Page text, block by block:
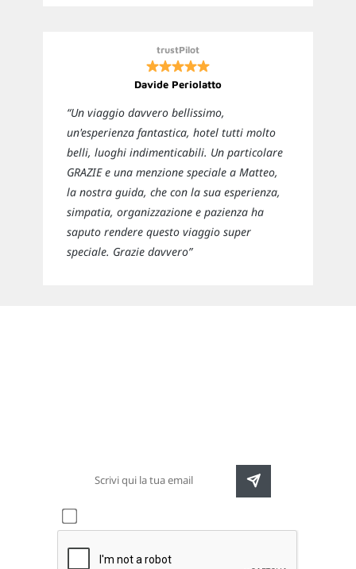
trustPilot
Davide Periolatto
“Un viaggio davvero bellissimo,
un'esperienza fantastica, hotel tutti molto
belli, luoghi indimenticabili. Un particolare
GRAZIE e una menzione speciale a Matteo,
la nostra guida, che con la sua esperienza,
simpatia, organizzazione e pazienza ha
saputo rendere questo viaggio super
speciale. Grazie davvero”